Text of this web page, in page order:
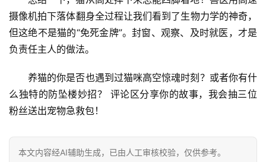
摄像机拍下落体翻身全过程让我们看到了生物力学的神奇，
但这绝不是猫的“免死金牌”。封窗、观察、及时就医，才是
负责任主人的做法。
养猫的你是否也遇到过猫咪高空惊魂时刻？或者你有什
么独特的防坠楼妙招？
评论区分享你的故事，我会抽三位
粉丝送出宠物急救包！
本文内容经AI辅助生成，已由人工审核校验，仅供参考。